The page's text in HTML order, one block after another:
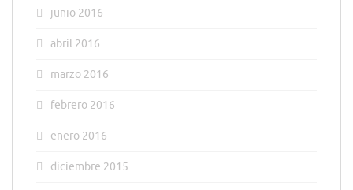
junio 2016
abril 2016
marzo 2016
febrero 2016
enero 2016
diciembre 2015